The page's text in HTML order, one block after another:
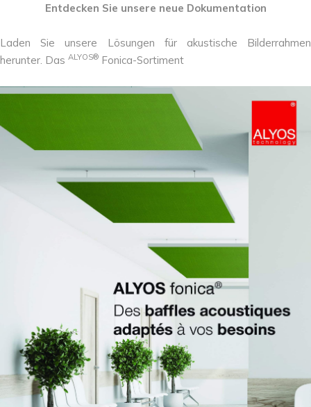
Entdecken Sie unsere neue Dokumentation
Laden Sie unsere Lösungen für akustische Bilderrahmen
herunter. Das ALYOS® Fonica-Sortiment